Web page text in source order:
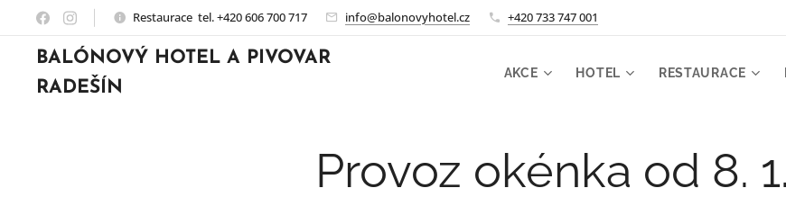
Restaurace tel. +420 606 700 717 info@balonovyhotel.cz +420 733 747 001
BALÓNOVÝ HOTEL A PIVOVAR
RADEŠÍN
AKCE HOTEL RESTAURACE
Provoz okénka od 8.